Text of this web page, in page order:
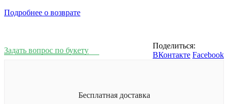
Подробнее о возврате
Задать вопрос по букету
Поделиться:
ВКонтакте Facebook
Бесплатная доставка